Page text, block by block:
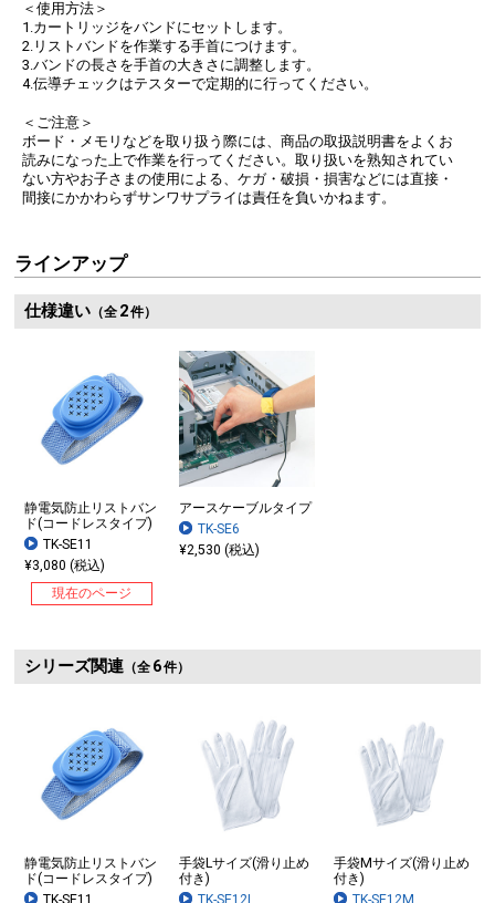
＜使用方法＞
1.カートリッジをバンドにセットします。
2.リストバンドを作業する手首につけます。
3.バンドの長さを手首の大きさに調整します。
4.伝導チェックはテスターで定期的に行ってください。
＜ご注意＞
ボード・メモリなどを取り扱う際には、商品の取扱説明書をよくお
読みになった上で作業を行ってください。取り扱いを熟知されてい
ない方やお子さまの使用による、ケガ・破損・損害などには直接・
間接にかかわらずサンワサプライは責任を負いかねます。
ラインアップ
仕様違い（全 2件）
静電気防止リストバン
ド(コードレスタイプ)
TK-SE11
¥3,080 (税込)
現在のページ
アースケーブルタイプ
TK-SE6
¥2,530 (税込)
シリーズ関連（全 6件）
静電気防止リストバン
ド(コードレスタイプ)
手袋Lサイズ(滑り止め
付き)
手袋Mサイズ(滑り止め
付き)